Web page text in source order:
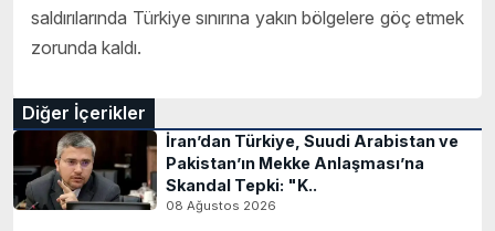
saldırılarında Türkiye sınırına yakın bölgelere göç etmek
zorunda kaldı.
Diğer İçerikler
İran’dan Türkiye, Suudi Arabistan ve
Pakistan’ın Mekke Anlaşması’na
Skandal Tepki: "K..
08 Ağustos 2026